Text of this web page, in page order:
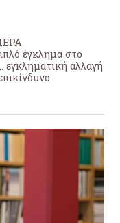
έγκλημα στο
εγκληματική αλλαγή